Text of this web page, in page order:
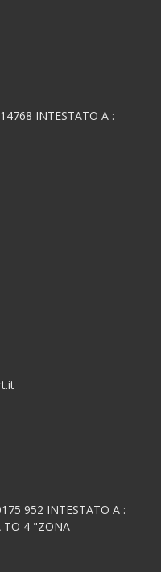
INTESTATO A :
952 INTESTATO A :
TO 4 "ZONA